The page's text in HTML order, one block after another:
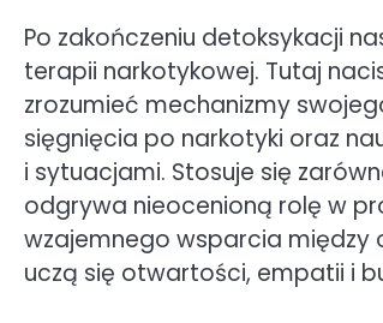
Po zakończeniu detoksykacji
terapii narkotykowej. Tutaj
zrozumieć mechanizmy
sięgnięcia po narkotyki oraz
i sytuacjami. Stosuje się
odgrywa nieocenioną rolę w
wzajemnego wsparcia między
uczą się otwartości, empatii i